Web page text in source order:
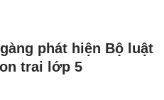
phát hiện Bộ luật
trai lớp 5